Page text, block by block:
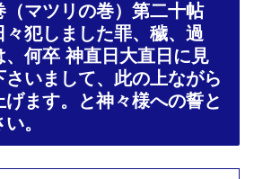
（マツリの巻）第二十帖
犯しました罪、穢、過
、何卒 神直日大直日に見
さいまして、此の上ながら
ます。と神々様への誓と
。